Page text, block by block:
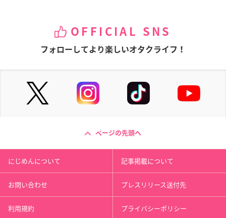
OFFICIAL SNS
フォローしてより楽しいオタクライフ！
ページの先頭へ
にじめんについて 記事掲載について
お問い合わせ プレスリリース送付先
利用規約 プライバシーポリシー